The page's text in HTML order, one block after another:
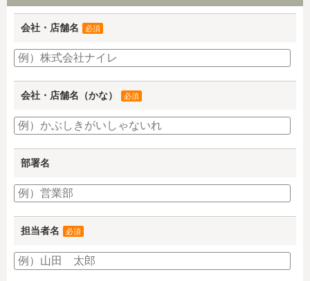
会社・店舗名 必須
会社・店舗名（かな） 必須
部署名
担当者名 必須